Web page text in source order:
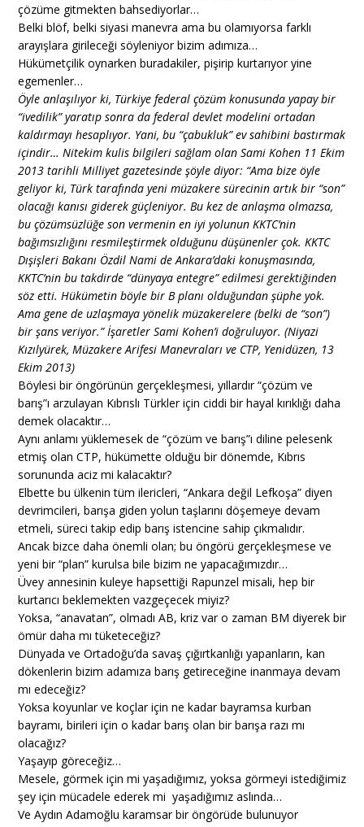
çözüme gitmekten bahsediyorlar…
Belki blöf, belki siyasi manevra ama bu olamıyorsa farklı
arayışlara girileceği söyleniyor bizim adımıza…
Hükümetçilik oynarken buradakiler, pişirip kurtarıyor yine
egemenler…
Öyle anlaşılıyor ki, Türkiye federal çözüm konusunda yapay bir
“ivedilik” yaratıp sonra da federal devlet modelini ortadan
kaldırmayı hesaplıyor. Yani, bu “çabukluk” ev sahibini bastırmak
içindir… Nitekim kulis bilgileri sağlam olan Sami Kohen 11 Ekim
2013 tarihli Milliyet gazetesinde şöyle diyor: “Ama bize öyle
geliyor ki, Türk tarafında yeni müzakere sürecinin artık bir “son”
olacağı kanısı giderek güçleniyor. Bu kez de anlaşma olmazsa,
bu çözümsüzlüğe son vermenin en iyi yolunun KKTC’nin
bağımsızlığını resmileştirmek olduğunu düşünenler çok. KKTC
Dışişleri Bakanı Özdil Nami de Ankara’daki konuşmasında,
KKTC’nin bu takdirde “dünyaya entegre” edilmesi gerektiğinden
söz etti. Hükümetin böyle bir B planı olduğundan şüphe yok.
Ama gene de uzlaşmaya yönelik müzakerelere (belki de “son”)
bir şans veriyor.” İşaretler Sami Kohen’i doğruluyor. (Niyazi
Kızılyürek, Müzakere Arifesi Manevraları ve CTP, Yenidüzen, 13
Ekim 2013)
Böylesi bir öngörünün gerçekleşmesi, yıllardır “çözüm ve
barış”ı arzulayan Kıbrıslı Türkler için ciddi bir hayal kırıklığı daha
demek olacaktır…
Aynı anlamı yüklemesek de “çözüm ve barış”ı diline pelesenk
etmiş olan CTP, hükümette olduğu bir dönemde, Kıbrıs
sorununda aciz mi kalacaktır?
Elbette bu ülkenin tüm ilericleri, “Ankara değil Lefkoşa” diyen
devrimcileri, barışa giden yolun taşlarını döşemeye devam
etmeli, süreci takip edip barış istencine sahip çıkmalıdır.
Ancak bizce daha önemli olan; bu öngörü gerçekleşmese ve
yeni bir “plan” kurulsa bile bizim ne yapacağımızdır…
Üvey annesinin kuleye hapsettiği Rapunzel misali, hep bir
kurtarıcı beklemekten vazgeçecek miyiz?
Yoksa, “anavatan”, olmadı AB, kriz var o zaman BM diyerek bir
ömür daha mı tüketeceğiz?
Dünyada ve Ortadoğu’da savaş çığırtkanlığı yapanların, kan
dökenlerin bizim adamıza barış getireceğine inanmaya devam
mı edeceğiz?
Yoksa koyunlar ve koçlar için ne kadar bayramsa kurban
bayramı, birileri için o kadar barış olan bir barışa razı mı
olacağız?
Yaşayıp göreceğiz…
Mesele, görmek için mi yaşadığımız, yoksa görmeyi istediğimiz
şey için mücadele ederek mi yaşadığımız aslında…
Ve Aydın Adamoğlu karamsar bir öngörüde bulunuyor